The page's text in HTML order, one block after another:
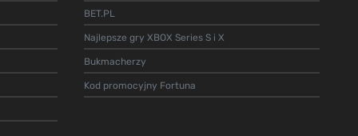
BET.PL
Najlepsze gry XBOX Series S i X
Bukmacherzy
Kod promocyjny Fortuna